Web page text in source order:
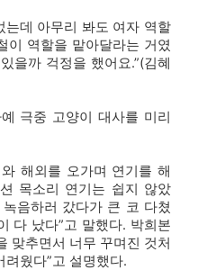
는데 아무리 봐도 여자 역할
이 역할을 맡아달라는 거였
을까 걱정을 했어요.”(김혜
극중 고양이 대사를 미리
해외를 오가며 연기를 해
목소리 연기는 쉽지 않았
음하러 갔다가 큰 코 다쳤
다 났다”고 말했다. 박희본
맞추면서 너무 꾸며진 것처
웠다”고 설명했다.